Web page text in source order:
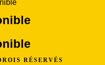
RÉSERVÉS